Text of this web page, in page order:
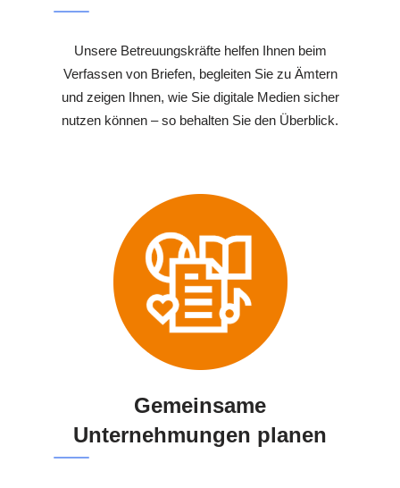
Unsere Betreuungskräfte helfen Ihnen beim
Verfassen von Briefen, begleiten Sie zu Ämtern
und zeigen Ihnen, wie Sie digitale Medien sicher
nutzen können – so behalten Sie den Überblick.
Gemeinsame
Unternehmungen planen